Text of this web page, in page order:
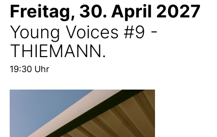
Freitag, 30. April 2027
Young Voices #9 -
THIEMANN.
19:30 Uhr